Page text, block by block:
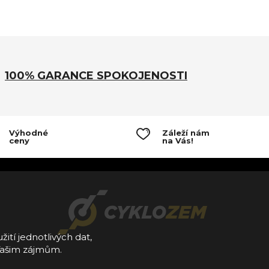
100% GARANCE SPOKOJENOSTI
Výhodné
ceny
Záleží nám
na Vás!
jednotlivých dat,
zájmům.